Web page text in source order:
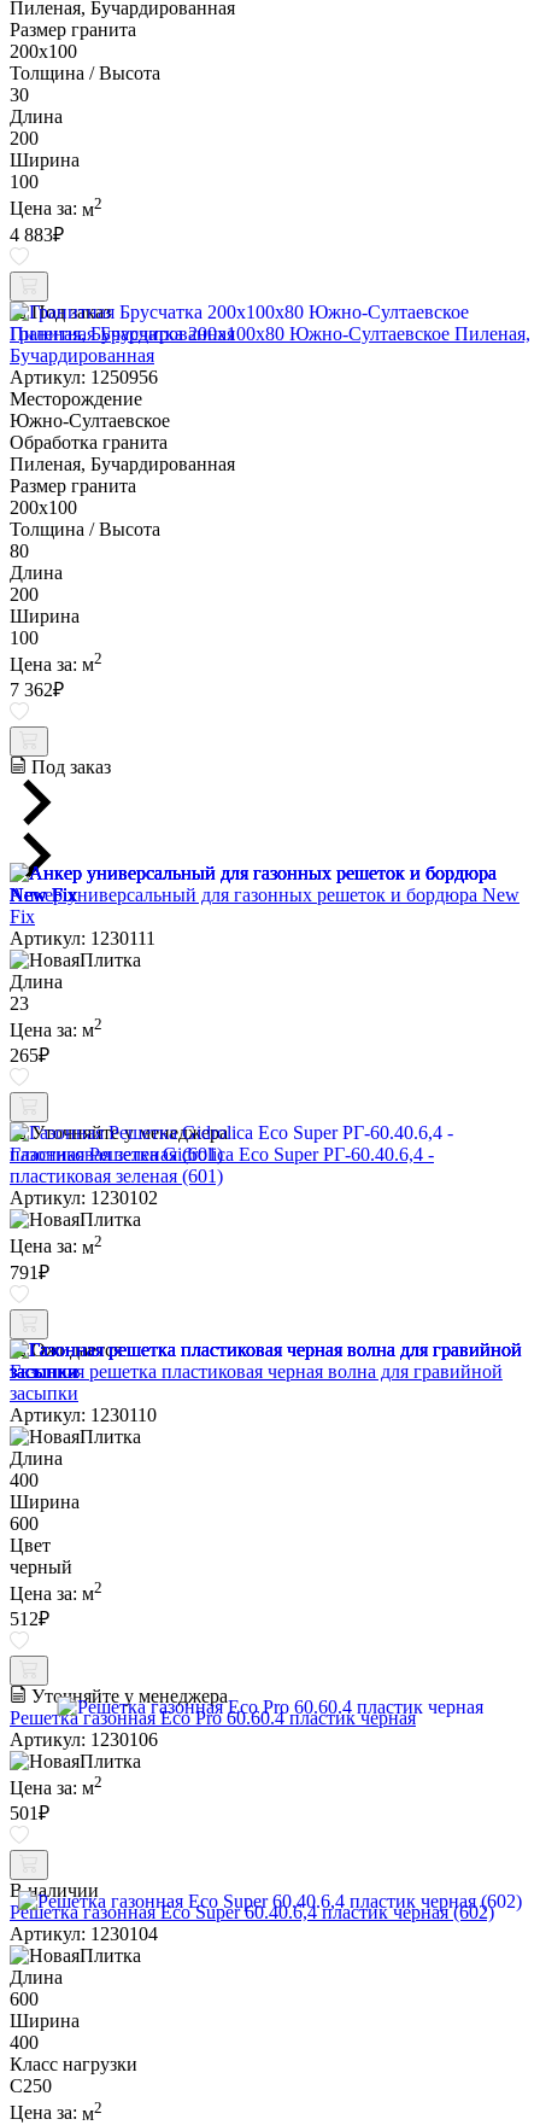
Пиленая, Бучардированная
Размер гранита
200х100
Толщина / Высота
30
Длина
200
Ширина
100
Цена за: м2
4 883₽
Под заказ
Гранитная Брусчатка 200х100x80 Южно-Султаевское Пиленая,
Бучардированная
Артикул: 1250956
Месторождение
Южно-Султаевское
Обработка гранита
Пиленая, Бучардированная
Размер гранита
200х100
Толщина / Высота
80
Длина
200
Ширина
100
Цена за: м2
7 362₽
Под заказ
Анкер универсальный для газонных решеток и бордюра New
Fix
Артикул: 1230111
Длина
23
Цена за: м2
265₽
Уточняйте у менеджера
Газонная Решетка Gidrolica Eco Super РГ-60.40.6,4 -
пластиковая зеленая (601)
Артикул: 1230102
Цена за: м2
791₽
Ожидается
Газонная решетка пластиковая черная волна для гравийной
засыпки
Артикул: 1230110
Длина
400
Ширина
600
Цвет
черный
Цена за: м2
512₽
Уточняйте у менеджера
Решетка газонная Eco Pro 60.60.4 пластик черная
Артикул: 1230106
Цена за: м2
501₽
В наличии
Решетка газонная Eco Super 60.40.6,4 пластик черная (602)
Артикул: 1230104
Длина
600
Ширина
400
Класс нагрузки
C250
Цена за: м2